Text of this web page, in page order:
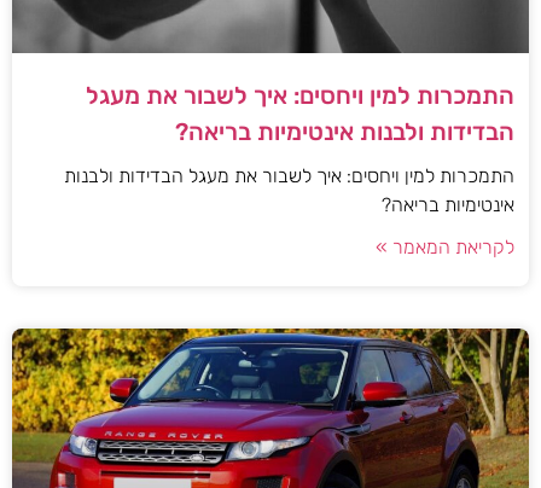
התמכרות למין ויחסים: איך לשבור את מעגל
הבדידות ולבנות אינטימיות בריאה?
התמכרות למין ויחסים: איך לשבור את מעגל הבדידות ולבנות
אינטימיות בריאה?
לקריאת המאמר »